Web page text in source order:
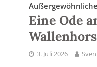
Eine Ode
3. Juli 2026